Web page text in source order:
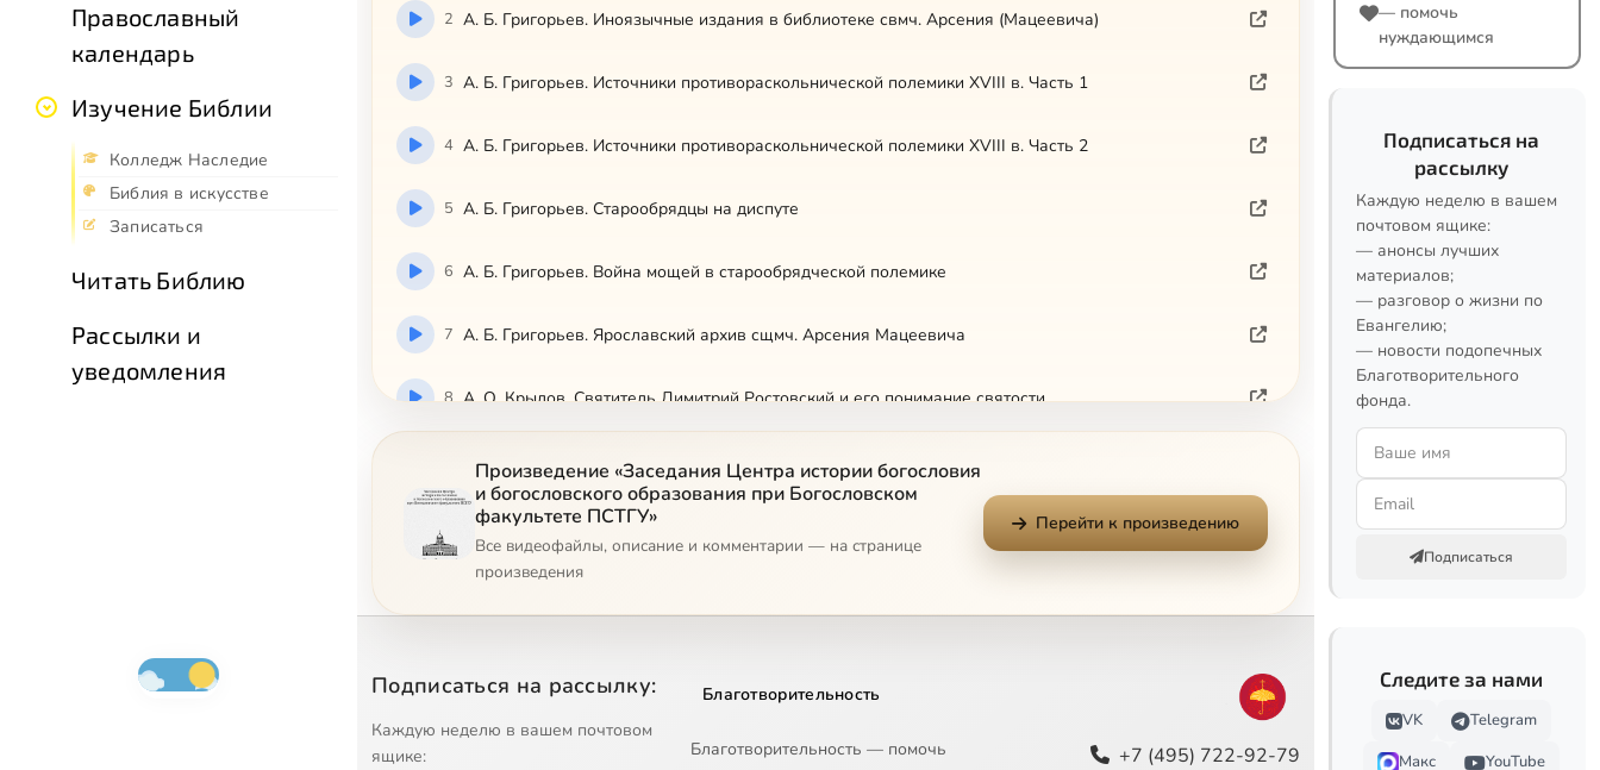
Православный
календарь
Изучение Библии
Колледж Наследие
Библия в искусстве
Записаться
Читать Библию
Рассылки и
уведомления
2 А. Б. Григорьев. Иноязычные издания в библиотеке свмч. Арсения (Мацеевича)
3 А. Б. Григорьев. Источники противораскольнической полемики XVIII в. Часть 1
4 А. Б. Григорьев. Источники противораскольнической полемики XVIII в. Часть 2
5 А. Б. Григорьев. Старообрядцы на диспуте
6 А. Б. Григорьев. Война мощей в старообрядческой полемике
7 А. Б. Григорьев. Ярославский архив сщмч. Арсения Мацеевича
8 А. О. Крылов. Святитель Димитрий Ростовский и его понимание святости
Александр Фокин. Митрополит Макарий (Булгаков) и католическое догматическое богословие
Александра Никифорова. Литургия мира на Ближнем Востоке.
Алексей Чумичев. Овербек и его Православие западного обряда
Произведение «Заседания Центра истории богословия
и богословского образования при Богословском
факультете ПСТГУ»
Все видеофайлы, описание и комментарии — на странице
произведения
Перейти к произведению
Подписаться на рассылку:
Каждую неделю в вашем почтовом
ящике:
Благотворительность
Благотворительность — помочь
+7 (495) 722-92-79
— помочь
нуждающимся
Подписаться на
рассылку
Каждую неделю в вашем
почтовом ящике:
— анонсы лучших
материалов;
— разговор о жизни по
Евангелию;
— новости подопечных
Благотворительного
фонда.
Подписаться
Следите за нами
VK
Telegram
Макс
YouTube